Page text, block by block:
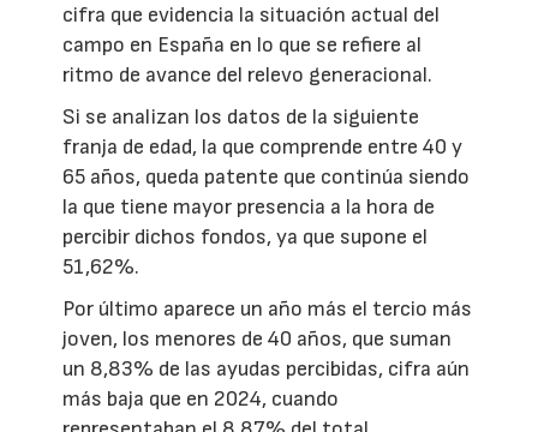
cifra que evidencia la situación actual del
campo en España en lo que se refiere al
ritmo de avance del relevo generacional.
Si se analizan los datos de la siguiente
franja de edad, la que comprende entre 40 y
65 años, queda patente que continúa siendo
la que tiene mayor presencia a la hora de
percibir dichos fondos, ya que supone el
51,62%.
Por último aparece un año más el tercio más
joven, los menores de 40 años, que suman
un 8,83% de las ayudas percibidas, cifra aún
más baja que en 2024, cuando